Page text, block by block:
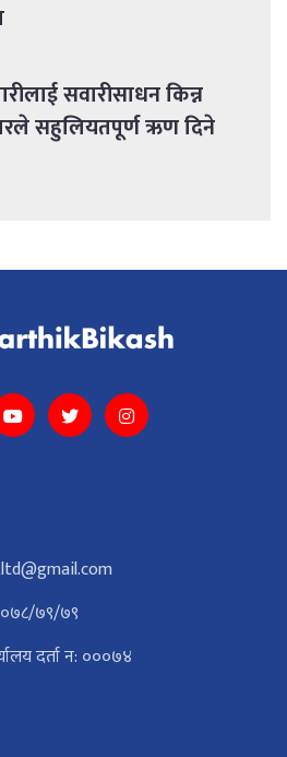
सवारीसाधन किन्न
सहुलियतपूर्ण ऋण दिने
०७८/७९/७९
दर्ता न: ०००७४